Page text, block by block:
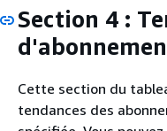
Section 4 :
Cette section du
tendances des